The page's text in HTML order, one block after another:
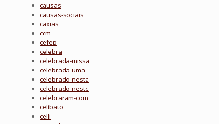
causas
causas-sociais
caxias
ccm
cefep
celebra
celebrada-missa
celebrada-uma
celebrado-nesta
celebrado-neste
celebraram-com
celibato
celli